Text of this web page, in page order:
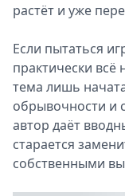
растёт и уже
Если пытаться
практически всё
тема лишь
обрывочности и
автор даёт
старается
собственными